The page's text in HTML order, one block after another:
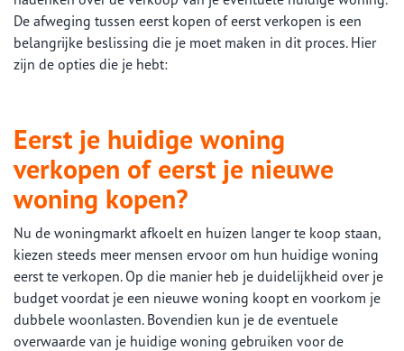
De afweging tussen eerst kopen of eerst verkopen is een
belangrijke beslissing die je moet maken in dit proces. Hier
zijn de opties die je hebt:
Eerst je huidige woning
verkopen of eerst je nieuwe
woning kopen?
Nu de woningmarkt afkoelt en huizen langer te koop staan,
kiezen steeds meer mensen ervoor om hun huidige woning
eerst te verkopen. Op die manier heb je duidelijkheid over je
budget voordat je een nieuwe woning koopt en voorkom je
dubbele woonlasten. Bovendien kun je de eventuele
overwaarde van je huidige woning gebruiken voor de